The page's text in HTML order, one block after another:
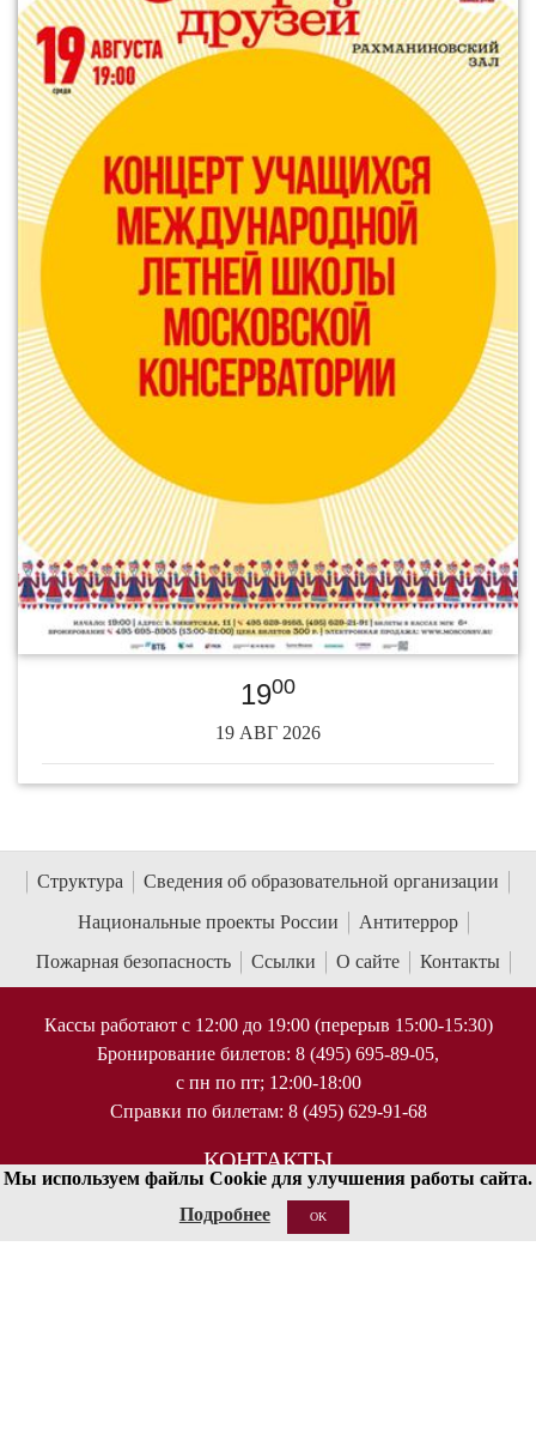
1900
19 АВГ 2026
Структура
Сведения об образовательной организации
Национальные проекты России
Антитеррор
Пожарная безопасность
Ссылки О сайте Контакты
Кассы работают с 12:00 до 19:00 (перерыв 15:00-15:30)
Бронирование билетов: 8 (495) 695-89-05,
с пн по пт; 12:00-18:00
Справки по билетам: 8 (495) 629-91-68
КОНТАКТЫ
125009 Москва, ул Большая Никитская 13/6
document@mosconsv.ru
Мы используем файлы Cookie для улучшения работы сайта.
Подробнее
OK